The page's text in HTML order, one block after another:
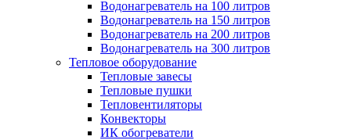
Водонагреватель на 100 литров
Водонагреватель на 150 литров
Водонагреватель на 200 литров
Водонагреватель на 300 литров
Тепловое оборудование
Тепловые завесы
Тепловые пушки
Тепловентиляторы
Конвекторы
ИК обогреватели